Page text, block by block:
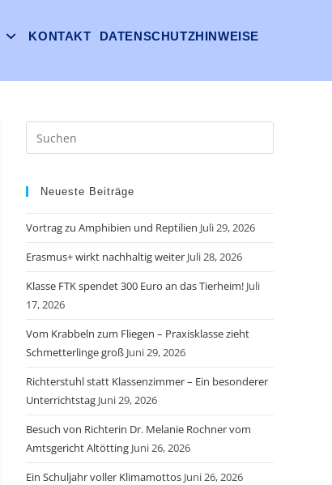
KONTAKT DATENSCHUTZHINWEISE
Neueste Beiträge
Vortrag zu Amphibien und Reptilien Juli 29, 2026
Erasmus+ wirkt nachhaltig weiter Juli 28, 2026
Klasse FTK spendet 300 Euro an das Tierheim! Juli
17, 2026
Vom Krabbeln zum Fliegen – Praxisklasse zieht
Schmetterlinge groß Juni 29, 2026
Richterstuhl statt Klassenzimmer – Ein besonderer
Unterrichtstag Juni 29, 2026
Besuch von Richterin Dr. Melanie Rochner vom
Amtsgericht Altötting Juni 26, 2026
Ein Schuljahr voller Klimamottos Juni 26, 2026